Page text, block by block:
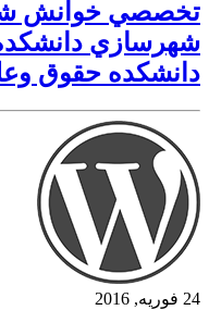
تخصصي خوانش
شهرسازي
دانشكده حقوق
24 فوریه, 2016